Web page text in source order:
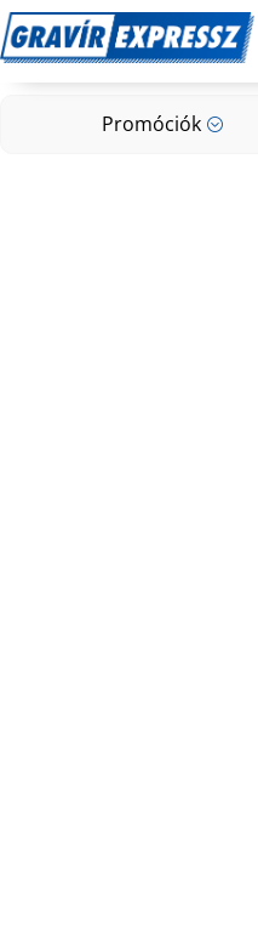
Promóciók ;
Promóciók;